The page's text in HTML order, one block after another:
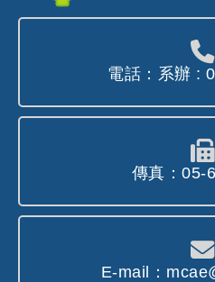
電話：系辦 :
傳真：05-
E-mail：